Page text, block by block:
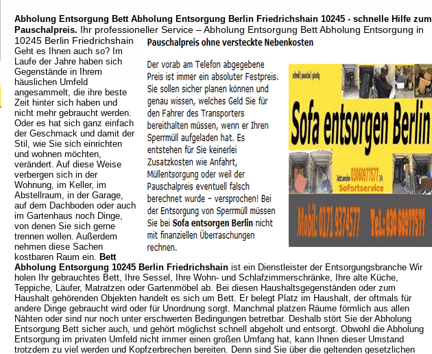
Abholung Entsorgung Bett Abholung Entsorgung Berlin Friedrichshain 10245 - schnelle Hilfe zum
Pauschalpreis. Ihr professioneller Service – Abholung Entsorgung Bett Abholung Entsorgung in
10245 Berlin Friedrichshain
Geht es Ihnen auch so? Im
Laufe der Jahre haben sich
Gegenstände in Ihrem
häuslichen Umfeld
angesammelt, die ihre beste
Zeit hinter sich haben und
nicht mehr gebraucht werden.
Oder es hat sich ganz einfach
der Geschmack und damit der
Stil, wie Sie sich einrichten
und wohnen möchten,
verändert. Auf diese Weise
verbergen sich in der
Wohnung, im Keller, im
Abstellraum, in der Garage,
auf dem Dachboden oder auch
im Gartenhaus noch Dinge,
von denen Sie sich gerne
trennen wollen. Außerdem
nehmen diese Sachen
kostbaren Raum ein. Bett
Abholung Entsorgung 10245 Berlin Friedrichshain ist ein Dienstleister der Entsorgungsbranche Wir
holen Ihr gebrauchtes Bett, Ihre Sessel, Ihre Wohn- und Schlafzimmerschränke, Ihre alte Küche,
Teppiche, Läufer, Matratzen oder Gartenmöbel ab. Bei diesen Haushaltsgegenständen oder zum
Haushalt gehörenden Objekten handelt es sich um Bett. Er belegt Platz im Haushalt, der oftmals für
andere Dinge gebraucht wird oder für Unordnung sorgt. Manchmal platzen Räume förmlich aus allen
Nähten oder sind nur noch unter erschwerten Bedingungen betretbar. Deshalb stört Sie der Abholung
Entsorgung Bett sicher auch, und gehört möglichst schnell abgeholt und entsorgt. Obwohl die Abholung
Entsorgung im privaten Umfeld nicht immer einen großen Umfang hat, kann Ihnen dieser Umstand
trotzdem zu viel werden und Kopfzerbrechen bereiten. Denn sind Sie über die geltenden gesetzlichen